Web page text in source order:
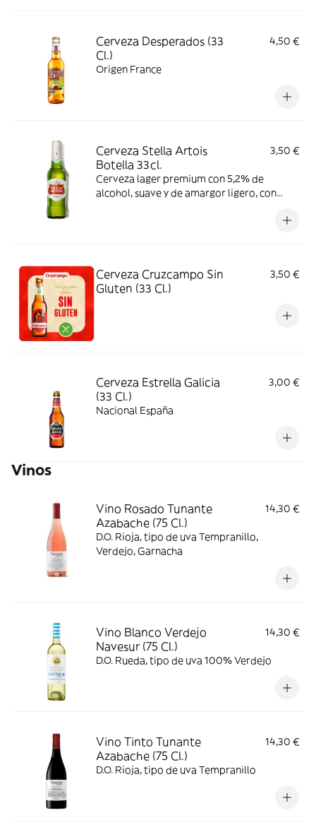
Cerveza Desperados (33
Cl.)
4,50 €
Origen France
Cerveza Stella Artois
Botella 33cl.
3,50 €
Cerveza lager premium con 5,2% de
alcohol, suave y de amargor ligero, con
toque herbal de lúpulo. Consumir entre 3-5
Cerveza Cruzcampo Sin
Gluten (33 Cl.)
3,50 €
Cerveza Estrella Galicia
(33 Cl.)
3,00 €
Nacional España
Vinos
Vino Rosado Tunante
Azabache (75 Cl.)
14,30 €
D.O. Rioja, tipo de uva Tempranillo,
Verdejo, Garnacha
Vino Blanco Verdejo
Navesur (75 Cl.)
14,30 €
D.O. Rueda, tipo de uva 100% Verdejo
Vino Tinto Tunante
Azabache (75 Cl.)
14,30 €
D.O. Rioja, tipo de uva Tempranillo